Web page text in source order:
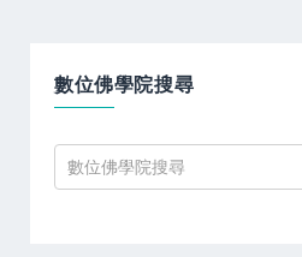
數位佛學院搜尋